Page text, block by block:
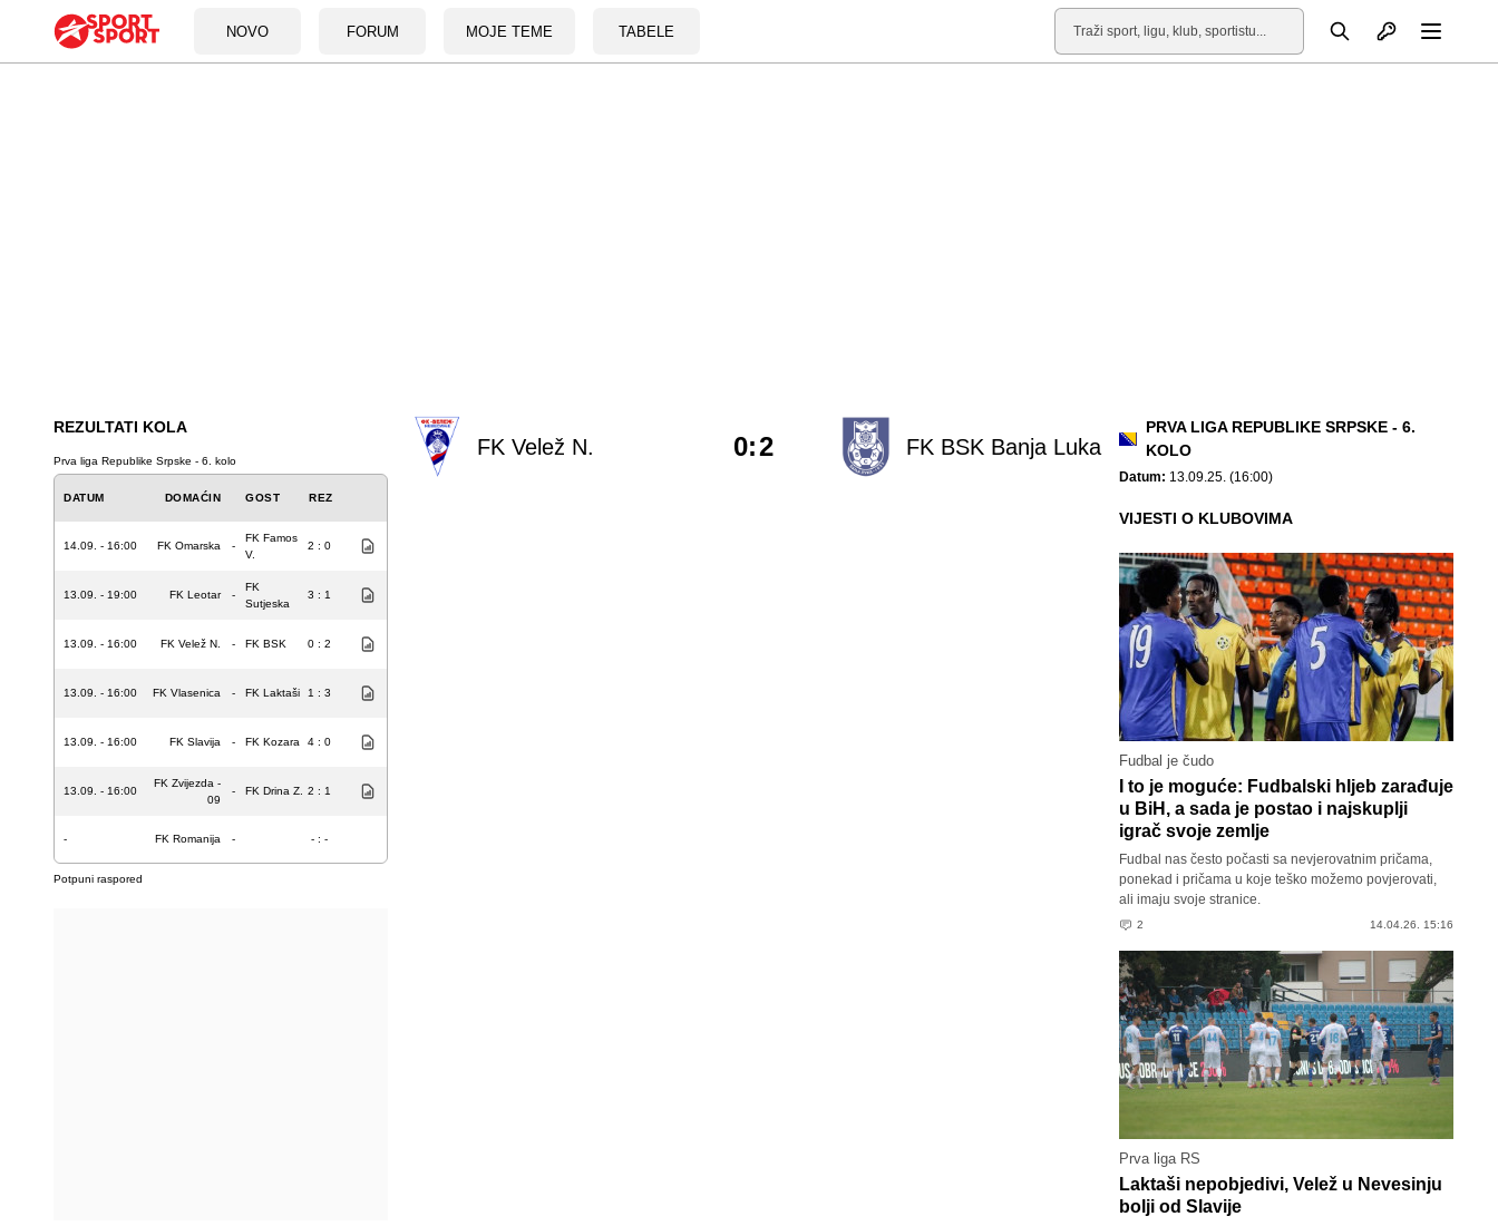
NOVO FORUM MOJE TEME TABELE
Pretraga Otvori profil
REZULTATI KOLA
Prva liga Republike Srpske - 6. kolo
DATUM DOMAĆIN GOST REZ
14.09. - 16:00 FK Omarska -
FK Famos
V.
2 : 0
13.09. - 19:00 FK Leotar -
FK
Sutjeska
3 : 1
13.09. - 16:00 FK Velež N. - FK BSK 0 : 2
13.09. - 16:00 FK Vlasenica - FK Laktaši 1 : 3
13.09. - 16:00 FK Slavija - FK Kozara 4 : 0
13.09. - 16:00
FK Zvijezda -
09
- FK Drina Z. 2 : 1
- FK Romanija - - : -
Potpuni raspored
FK Velež N. FK BSK Banja Luka
0:2
PRVA LIGA REPUBLIKE SRPSKE - 6.
KOLO
Datum: 13.09.25. (16:00)
VIJESTI O KLUBOVIMA
Fudbal je čudo
I to je moguće: Fudbalski hljeb zarađuje
u BiH, a sada je postao i najskuplji
igrač svoje zemlje
Fudbal nas često počasti sa nevjerovatnim pričama,
ponekad i pričama u koje teško možemo povjerovati,
ali imaju svoje stranice.
2 14.04.26. 15:16
Prva liga RS
Laktaši nepobjedivi, Velež u Nevesinju
bolji od Slavije